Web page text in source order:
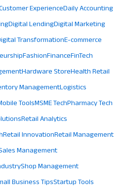
ExperienceDaily Accounting
Digital LendingDigital Marketing
TransformationE-commerce
FashionFinanceFinTech
Hardware StoreHealth Retail
ManagementLogistics
ToolsMSME TechPharmacy Tech
Retail Analytics
Retail InnovationRetail Management
Management
Shop Management
Business TipsStartup Tools